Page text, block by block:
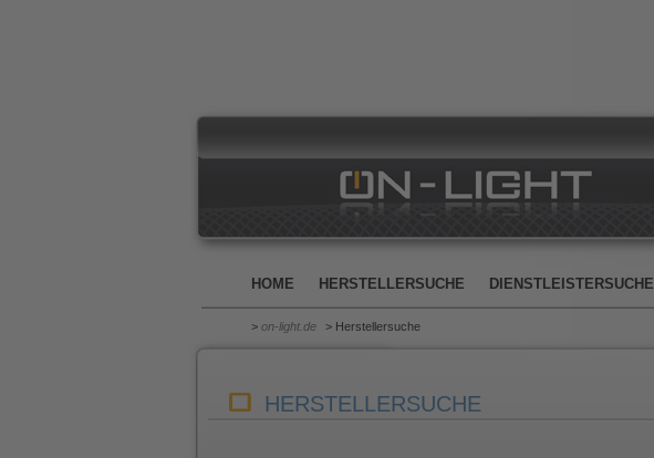
HOME HERSTELLERSUCHE DIENSTLEISTERSUCHE
> on-light.de > Herstellersuche
HERSTELLERSUCHE